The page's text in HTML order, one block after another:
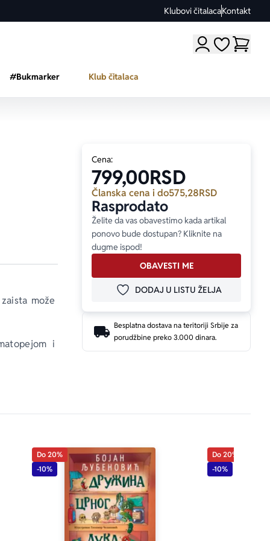
Klubovi čitalacaKontakt
Moji omiljeni
#Bukmarker Klub čitalaca
može
i
Cena:
799,00RSD
Članska cena i do575,28RSD
Rasprodato
Želite da vas obavestimo kada artikal
ponovo bude dostupan? Kliknite na
dugme ispod!
OBAVESTI ME
DODAJ U OMILJENE
DODAJ U LISTU ŽELJA
Besplatna dostava na teritoriji Srbije za
porudžbine preko 3.000 dinara.
Do 20%
-10%
Do 20%
-10%